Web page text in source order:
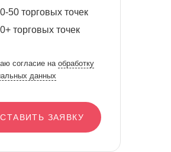
50 торговых точек
торговых точек
согласие на обработку
данных
ЗАЯВКУ